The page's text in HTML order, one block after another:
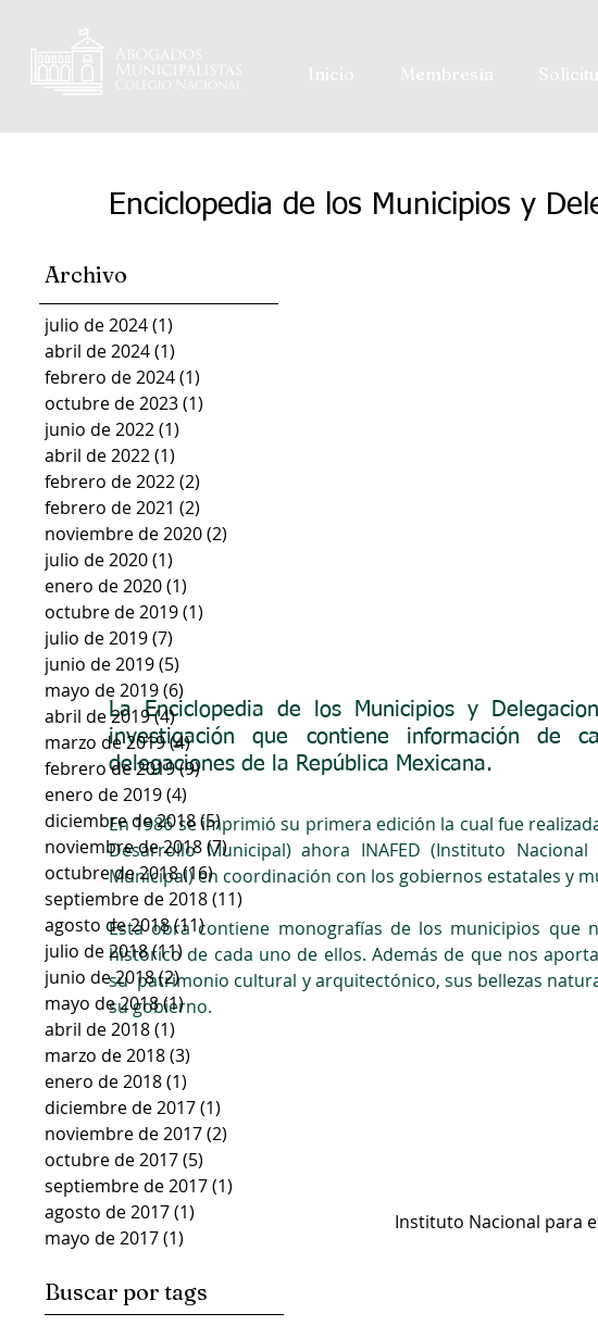
Inicio Membresía
Enciclopedia de los Municipios y
La Enciclopedia de los Municipios y
investigación que contiene información de
delegaciones de la República Mexicana.
En 1986 se imprimió su primera edición la cual fue
Desarrollo Municipal) ahora INAFED (Instituto
Municipal) en coordinación con los gobiernos estatales y
Esta obra contiene monografías de los municipios que
histórico de cada uno de ellos. Además de que nos
su  patrimonio cultural y arquitectónico, sus bellezas
su gobierno.
Instituto Nacional para
Archivo
julio de 2024(1)
abril de 2024(1)
febrero de 2024(1)
octubre de 2023(1)
junio de 2022(1)
abril de 2022(1)
febrero de 2022(2)
febrero de 2021 (2)
noviembre de 2020(2)
julio de 2020(1)
enero de 2020(1)
octubre de 2019(1)
julio de 2019(7)
junio de 2019(5)
mayo de 2019(6)
abril de 2019(4)4 entradas
marzo de 2019(4)4 entradas
febrero de 2019(9)9 entradas
enero de 2019(4)
diciembre de 2018(5)5 entradas
noviembre de 2018(7)7 entradas
octubre de 2018(16)16 entradas
septiembre de 2018(11)
agosto de 2018(11)11 entradas
julio de 2018(11) 11 entradas
junio de 2018(2)2 entradas
mayo de 2018(1)1 entrada
abril de 2018(1)
marzo de 2018(3)
enero de 2018(1)
diciembre de 2017(1)
noviembre de 2017(2)
octubre de 2017(5)
septiembre de 2017(1)
agosto de 2017(1)
mayo de 2017(1)
Buscar por tags